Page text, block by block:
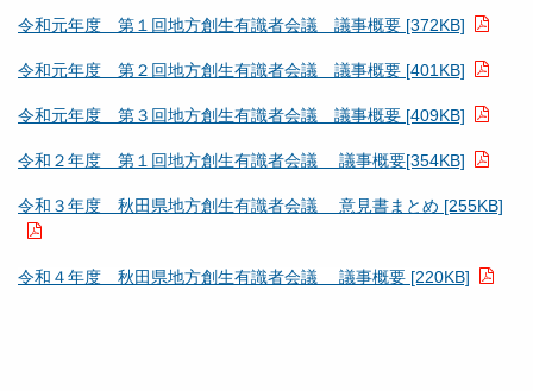
令和元年度 第１回地方創生有識者会議 議事概要 [372KB]
令和元年度 第２回地方創生有識者会議 議事概要 [401KB]
令和元年度 第３回地方創生有識者会議 議事概要 [409KB]
令和２年度 第１回地方創生有識者会議 議事概要[354KB]
令和３年度 秋田県地方創生有識者会議 意見書まとめ [255KB]
令和４年度 秋田県地方創生有識者会議 議事概要 [220KB]